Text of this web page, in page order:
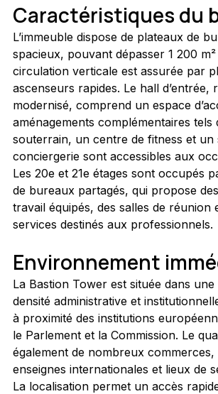
Caractéristiques du
L’immeuble dispose de plateaux de
spacieux, pouvant dépasser 1 200
circulation verticale est assurée par
ascenseurs rapides. Le hall d’entrée,
modernisé, comprend un espace
aménagements complémentaires tels
souterrain, un centre de fitness et un
conciergerie sont accessibles aux
Les 20e et 21e étages sont occupés
de bureaux partagés, qui propose
travail équipés, des salles de réunion
services destinés aux professionnels.
Environnement
La Bastion Tower est située dans
densité administrative et
à proximité des institutions
le Parlement et la Commission. Le
également de nombreux
enseignes internationales et lieux de
La localisation permet un accès